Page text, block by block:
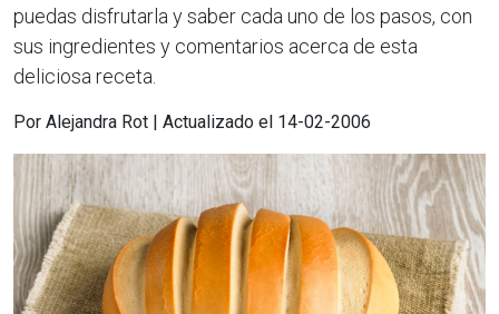
puedas disfrutarla y saber cada uno de los pasos, con
sus ingredientes y comentarios acerca de esta
deliciosa receta.
Por Alejandra Rot | Actualizado el 14-02-2006